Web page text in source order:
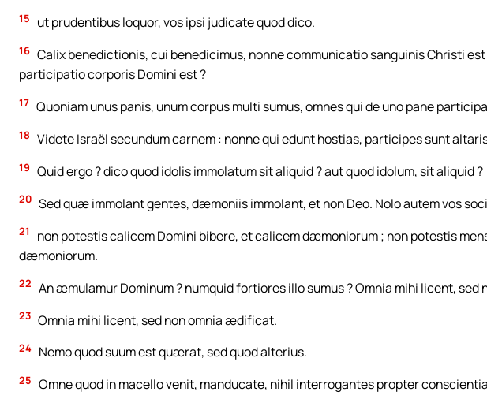
15 ut prudentibus loquor, vos ipsi judicate quod dico.
16 Calix benedictionis, cui benedicimus, nonne communicatio sanguinis Christi
participatio corporis Domini est ?
17 Quoniam unus panis, unum corpus multi sumus, omnes qui de uno pane
18 Videte Israël secundum carnem : nonne qui edunt hostias, participes sunt
19 Quid ergo ? dico quod idolis immolatum sit aliquid ? aut quod idolum, sit aliquid ?
20 Sed quæ immolant gentes, dæmoniis immolant, et non Deo. Nolo autem vos
21
non potestis calicem Domini bibere, et calicem dæmoniorum ; non potestis
dæmoniorum.
22 An æmulamur Dominum ? numquid fortiores illo sumus ? Omnia mihi licent, sed
23 Omnia mihi licent, sed non omnia ædificat.
24 Nemo quod suum est quærat, sed quod alterius.
25 Omne quod in macello venit, manducate, nihil interrogantes propter